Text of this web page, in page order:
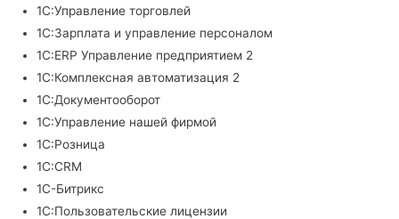
1С:Управление торговлей
1С:Зарплата и управление персоналом
1С:ERP Управление предприятием 2
1С:Комплексная автоматизация 2
1С:Документооборот
1С:Управление нашей фирмой
1С:Розница
1С:CRM
1С-Битрикс
1С:Пользовательские лицензии